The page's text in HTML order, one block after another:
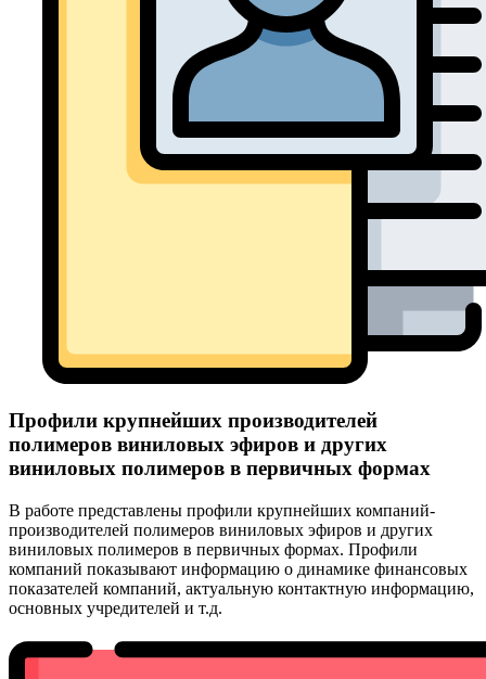
Профили крупнейших производителей
полимеров виниловых эфиров и других
виниловых полимеров в первичных формах
В работе представлены профили крупнейших компаний-
производителей полимеров виниловых эфиров и других
виниловых полимеров в первичных формах. Профили
компаний показывают информацию о динамике финансовых
показателей компаний, актуальную контактную информацию,
основных учредителей и т.д.